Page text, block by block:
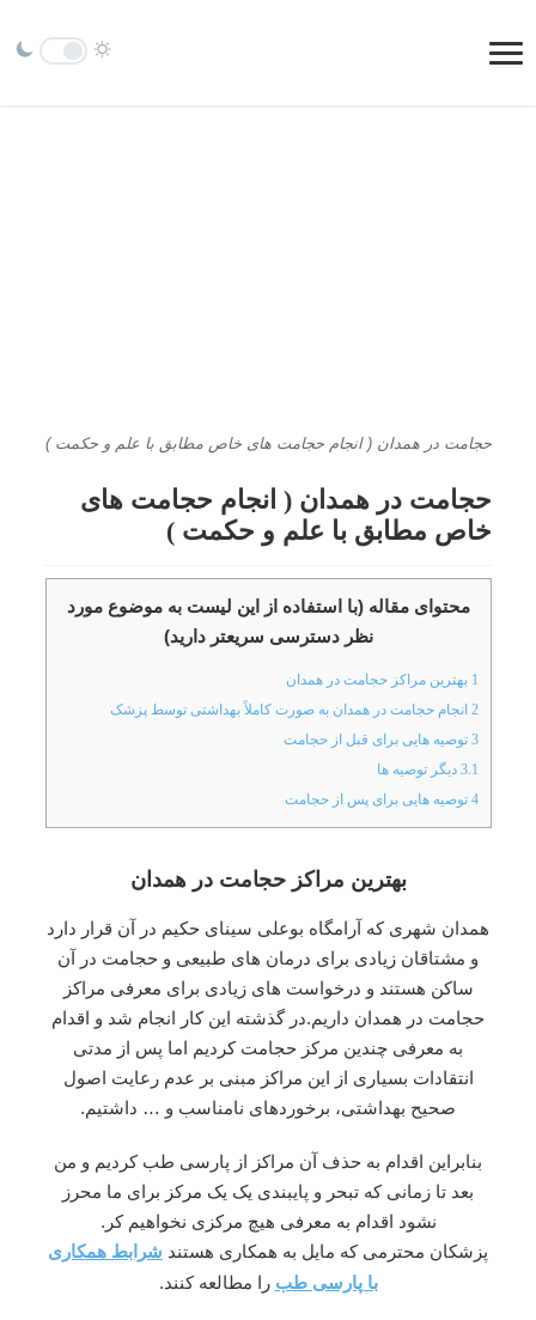
حجامت در همدان ( انجام حجامت های خاص مطابق با علم و حکمت )
حجامت در همدان ( انجام حجامت های
خاص مطابق با علم و حکمت )
محتوای مقاله (با استفاده از این لیست به موضوع مورد
نظر دسترسی سریعتر دارید)
1 بهترین مراکز حجامت در همدان
2 انجام حجامت در همدان به صورت کاملاً بهداشتی توسط پزشک
3 توصیه هایی برای قبل از حجامت
3.1 دیگر توصیه ها
4 توصیه هایی برای پس از حجامت
بهترین مراکز حجامت در همدان
همدان شهری که آرامگاه بوعلی سینای حکیم در آن قرار دارد
و مشتاقان زیادی برای درمان های طبیعی و حجامت در آن
ساکن هستند و درخواست های زیادی برای معرفی مراکز
حجامت در همدان داریم.در گذشته این کار انجام شد و اقدام
به معرفی چندین مرکز حجامت کردیم اما پس از مدتی
انتقادات بسیاری از این مراکز مبنی بر عدم رعایت اصول
صحیح بهداشتی، برخوردهای نامناسب و … داشتیم.
بنابراین اقدام به حذف آن مراکز از پارسی طب کردیم و من
بعد تا زمانی که تبحر و پایبندی یک یک مرکز برای ما محرز
نشود اقدام به معرفی هیچ مرکزی نخواهیم کر.
پزشکان محترمی که مایل به همکاری هستند شرابط همکاری
با پارسی طب را مطالعه کنند.